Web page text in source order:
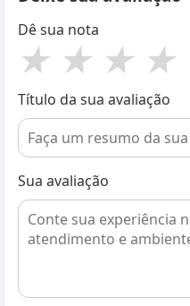
Dê sua nota
★ ★ ★ ★
Título da sua avaliação
Sua avaliação